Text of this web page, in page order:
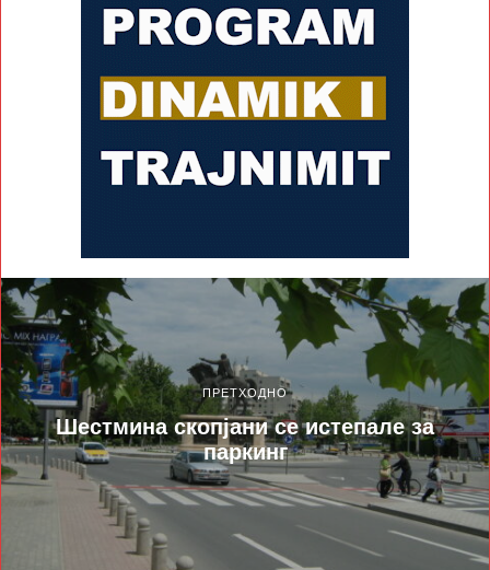
ПРЕТХОДНО
Шестмина скопјани се истепале за
паркинг